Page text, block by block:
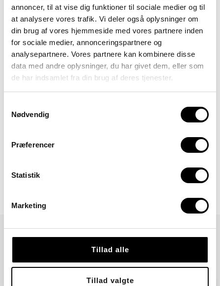
annoncer, til at vise dig funktioner til sociale medier og til
at analysere vores trafik. Vi deler også oplysninger om
din brug af vores hjemmeside med vores partnere inden
for sociale medier, annonceringspartnere og
analysepartnere. Vores partnere kan kombinere disse
data med andre oplysninger, du har givet dem, eller som
de har indsamlet fra din brug af deres tjenester.
Nødvendig
Præferencer
Statistik
Marketing
Tillad alle
Tillad valgte
Andre kigger også på